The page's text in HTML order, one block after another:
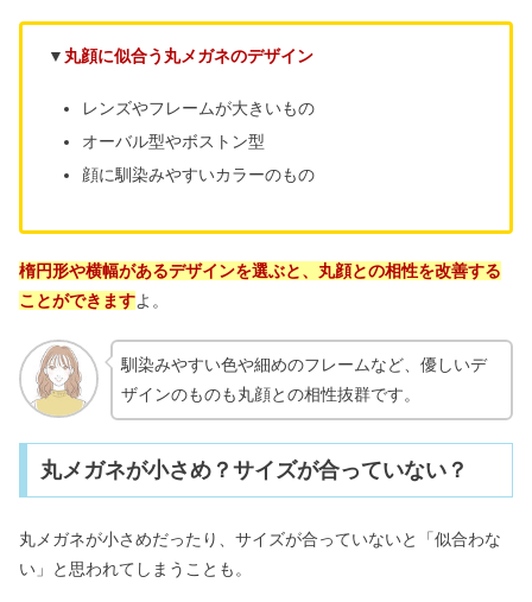
▼ 丸顔に似合う丸メガネのデザイン
レンズやフレームが大きいもの
オーバル型やボストン型
顔に馴染みやすいカラーのもの
楕円形や横幅があるデザインを選ぶと、丸顔との相性を改善する
ことができますよ。
馴染みやすい色や細めのフレームなど、優しいデ
ザインのものも丸顔との相性抜群です。
丸メガネが小さめ？サイズが合っていない？
丸メガネが小さめだったり、サイズが合っていないと「似合わな
い」と思われてしまうことも。